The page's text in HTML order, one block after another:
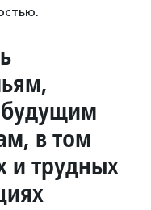
в том
и трудных